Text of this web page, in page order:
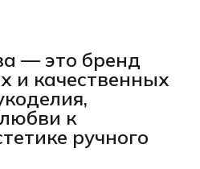
— это бренд
и качественных
к
ручного